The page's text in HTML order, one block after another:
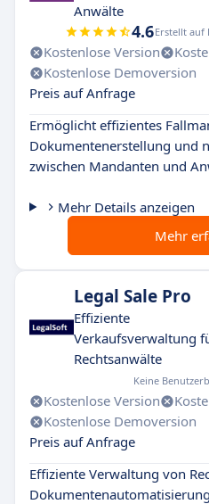
Anwälte
4.6Erstellt auf
Kostenlose Version
Kostenlose Demoversion
Preis auf Anfrage
Ermöglicht effizientes
Dokumentenerstellung und
zwischen Mandanten und
Mehr Details anzeigen
Mehr
Legal Sale Pro
Effiziente
Verkaufsverwaltung
Rechtsanwälte
Keine
Kostenlose Version
Kostenlose Demoversion
Preis auf Anfrage
Effiziente Verwaltung von